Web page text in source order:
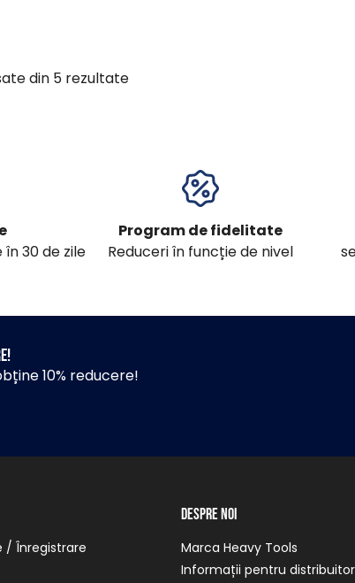
din 5 rezultate
30 de zile
Program de fidelitate
Reduceri în funcție de nivel
10% reducere!
/ Înregistrare
Despre noi
Marca Heavy Tools
Informații pentru